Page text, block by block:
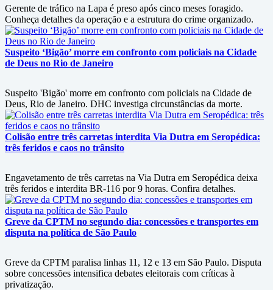
Gerente de tráfico na Lapa é preso após cinco meses foragido.
Conheça detalhes da operação e a estrutura do crime organizado.
Suspeito ‘Bigão’ morre em confronto com policiais na Cidade
de Deus no Rio de Janeiro
Suspeito 'Bigão' morre em confronto com policiais na Cidade de
Deus, Rio de Janeiro. DHC investiga circunstâncias da morte.
Colisão entre três carretas interdita Via Dutra em Seropédica:
três feridos e caos no trânsito
Engavetamento de três carretas na Via Dutra em Seropédica deixa
três feridos e interdita BR-116 por 9 horas. Confira detalhes.
Greve da CPTM no segundo dia: concessões e transportes em
disputa na política de São Paulo
Greve da CPTM paralisa linhas 11, 12 e 13 em São Paulo. Disputa
sobre concessões intensifica debates eleitorais com críticas à
privatização.